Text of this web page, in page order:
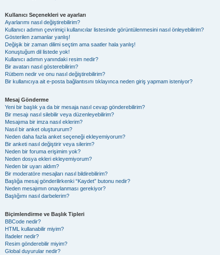
Kullanıcı Seçenekleri ve ayarları
Ayarlarımı nasıl değiştirebilirim?
Kullanıcı adımın çevrimiçi kullanıcılar listesinde görüntülenmesini nasıl önleyebilirim?
Gösterilen zamanlar yanlış!
Değişik bir zaman dilimi seçtim ama saatler hala yanlış!
Konuştuğum dil listede yok!
Kullanıcı adımın yanındaki resim nedir?
Bir avatarı nasıl gösterebilirim?
Rütbem nedir ve onu nasıl değiştirebilirim?
Bir kullanıcıya ait e-posta bağlantısını tıklayınca neden giriş yapmam isteniyor?
Mesaj Gönderme
Yeni bir başlık ya da bir mesaja nasıl cevap gönderebilirim?
Bir mesajı nasıl silebilir veya düzenleyebilirim?
Mesajıma bir imza nasıl eklerim?
Nasıl bir anket oluştururum?
Neden daha fazla anket seçeneği ekleyemiyorum?
Bir anketi nasıl değiştirir veya silerim?
Neden bir foruma erişimim yok?
Neden dosya ekleri ekleyemiyorum?
Neden bir uyarı aldım?
Bir moderatöre mesajları nasıl bildirebilirim?
Başlığa mesaj gönderilirkenki “Kaydet” butonu nedir?
Neden mesajımın onaylanması gerekiyor?
Başlığımı nasıl darbelerim?
Biçimlendirme ve Başlık Tipleri
BBCode nedir?
HTML kullanabilir miyim?
İfadeler nedir?
Resim gönderebilir miyim?
Global duyurular nedir?